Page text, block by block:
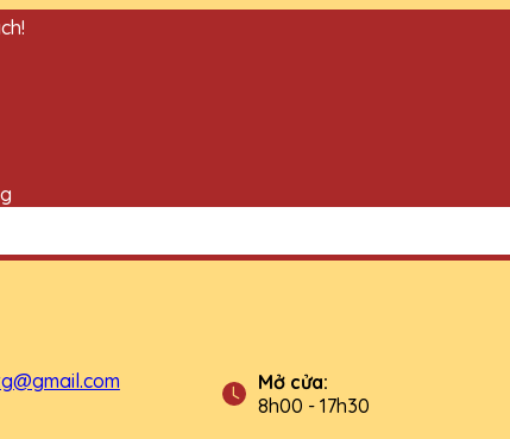
Mở cửa:
8h00 - 17h30